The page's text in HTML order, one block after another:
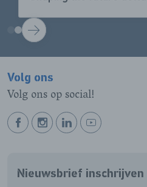
VOLGENDE
Volg ons
Volg ons op social!
BEKIJK
PAGINA
BEKIJK
PAGINA
BEKIJK
PAGINA
BEKIJK
PAGINA
Nieuwsbrief inschrijven